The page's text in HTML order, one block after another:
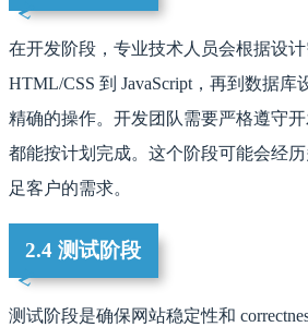
在开发阶段，专业技术人员会根据设
HTML/CSS 到 JavaScript，再到数据
精确的操作。开发团队需要严格遵守
都能按计划完成。这个阶段可能会经
足客户的需求。
2.4 测试阶段
测试阶段是确保网站稳定性和